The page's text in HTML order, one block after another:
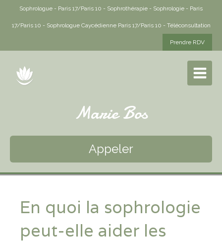
Sophrologue - Paris 17/Paris 10 - Sophrothérapie - Sophrologie - Paris
17/Paris 10 - Sophrologue Caycédienne Paris 17/Paris 10 - Téléconsultation
Prendre RDV
Marie Bos
Appeler
En quoi la sophrologie
peut-elle aider les